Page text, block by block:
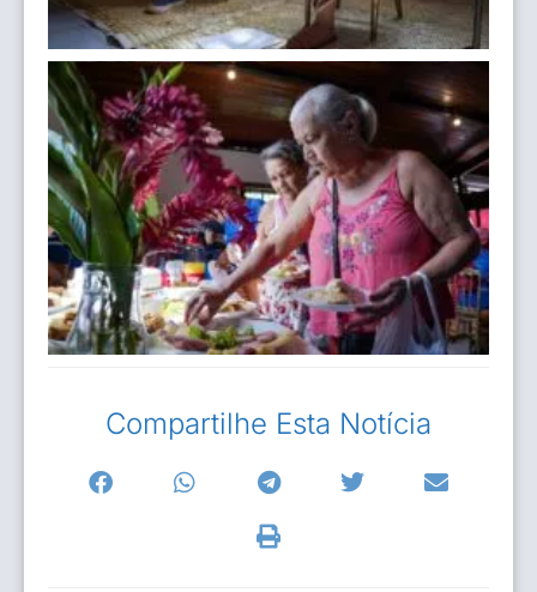
Compartilhe Esta Notícia